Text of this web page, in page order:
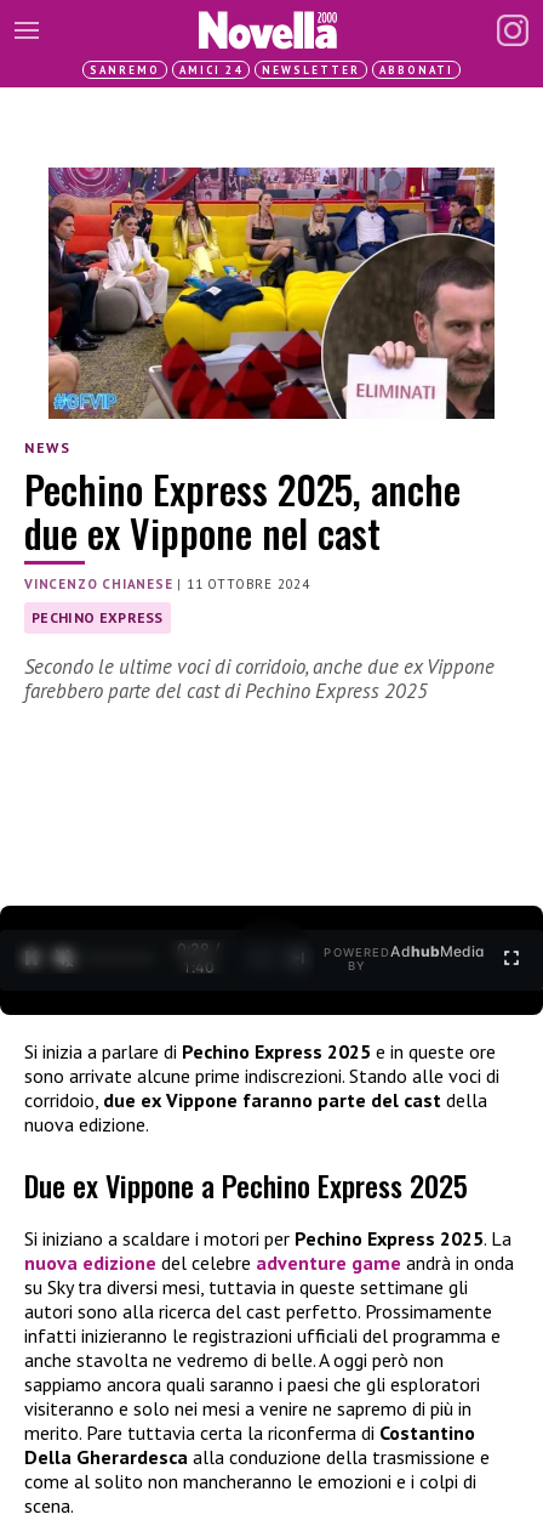
SANREMO AMICI 24 NEWSLETTER ABBONATI
NEWS
Pechino Express 2025, anche
due ex Vippone nel cast
VINCENZO CHIANESE | 11 OTTOBRE 2024
PECHINO EXPRESS
Secondo le ultime voci di corridoio, anche due ex Vippone
farebbero parte del cast di Pechino Express 2025
0:30 /
1:40
POWERED
BY
AdhubMedia
Si inizia a parlare di Pechino Express 2025 e in queste ore
sono arrivate alcune prime indiscrezioni. Stando alle voci di
corridoio, due ex Vippone faranno parte del cast della
nuova edizione.
Due ex Vippone a Pechino Express 2025
Si iniziano a scaldare i motori per Pechino Express 2025. La
nuova edizione del celebre adventure game andrà in onda
su Sky tra diversi mesi, tuttavia in queste settimane gli
autori sono alla ricerca del cast perfetto. Prossimamente
infatti inizieranno le registrazioni ufficiali del programma e
anche stavolta ne vedremo di belle. A oggi però non
sappiamo ancora quali saranno i paesi che gli esploratori
visiteranno e solo nei mesi a venire ne sapremo di più in
merito. Pare tuttavia certa la riconferma di Costantino
Della Gherardesca alla conduzione della trasmissione e
come al solito non mancheranno le emozioni e i colpi di
scena.